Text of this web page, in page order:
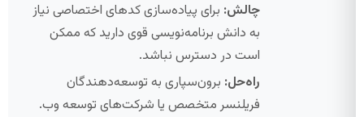
چالش: برای پیاده‌سازی کدهای اختصاصی نیاز
به دانش برنامه‌نویسی قوی دارید که ممکن
است در دسترس نباشد.
راه‌حل: برون‌سپاری به توسعه‌دهندگان
فریلنسر متخصص یا شرکت‌های توسعه وب.